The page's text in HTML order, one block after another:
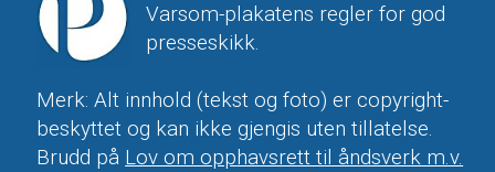
Varsom-plakatens regler for god
presseskikk.
Merk: Alt innhold (tekst og foto) er copyright-
beskyttet og kan ikke gjengis uten tillatelse.
Brudd på Lov om opphavsrett til åndsverk m.v.